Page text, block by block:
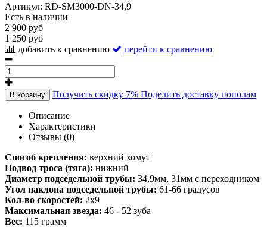
Артикул: RD-SM3000-DN-34,9
Есть в наличии
2 900 руб
1 250 руб
добавить к сравнению
перейти к сравнению
В корзину Получить скидку 7% Поделить доставку пополам
Описание
Характеристики
Отзывы (0)
Способ крепления: верхний хомут
Подвод троса (тяга): нижний
Диаметр подседельной трубы: 34,9мм, 31мм с переходником
Угол наклона подседельной трубы: 61-66 градусов
Кол-во скоростей: 2x9
Максимальная звезда: 46 - 52 зуба
Вес: 115 грамм